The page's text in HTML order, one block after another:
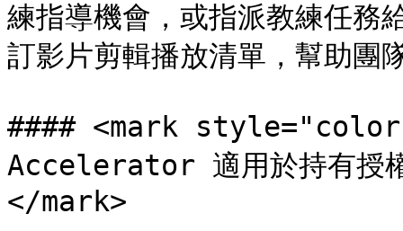
練指導機會，或指派教練任務
訂影片剪輯播放清單，幫助團
#### <mark style="color:
Accelerator 適用於持有授
</mark>